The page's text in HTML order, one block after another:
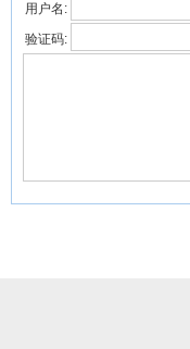
用户名:
验证码: